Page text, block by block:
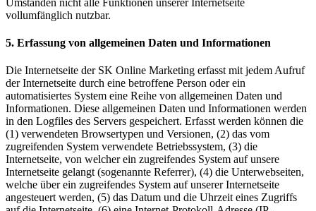
vollumfänglich nutzbar.
5. Erfassung von allgemeinen Daten und Informationen
Die Internetseite der SK Online Marketing erfasst mit jedem Aufruf
der Internetseite durch eine betroffene Person oder ein
automatisiertes System eine Reihe von allgemeinen Daten und
Informationen. Diese allgemeinen Daten und Informationen werden
in den Logfiles des Servers gespeichert. Erfasst werden können die
(1) verwendeten Browsertypen und Versionen, (2) das vom
zugreifenden System verwendete Betriebssystem, (3) die
Internetseite, von welcher ein zugreifendes System auf unsere
Internetseite gelangt (sogenannte Referrer), (4) die Unterwebseiten,
welche über ein zugreifendes System auf unserer Internetseite
angesteuert werden, (5) das Datum und die Uhrzeit eines Zugriffs